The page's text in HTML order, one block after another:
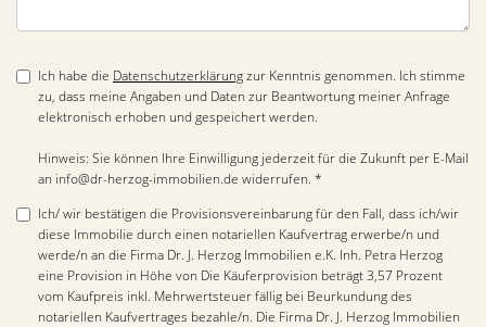
Ich habe die Datenschutzerklärungzur Kenntnis genommen. Ich stimme
zu, dass meine Angaben und Daten zur Beantwortung meiner Anfrage
elektronisch erhoben und gespeichert werden.
Hinweis: Sie können Ihre Einwilligung jederzeit für die Zukunft per E-Mail
an info@dr-herzog-immobilien.de widerrufen. *
Ich/ wir bestätigen die Provisionsvereinbarung für den Fall, dass ich/wir
diese Immobilie durch einen notariellen Kaufvertrag erwerbe/n und
werde/n an die Firma Dr. J. Herzog Immobilien e.K. Inh. Petra Herzog
eine Provision in Höhe von Die Käuferprovision beträgt 3,57 Prozent
vom Kaufpreis inkl. Mehrwertsteuer fällig bei Beurkundung des
notariellen Kaufvertrages bezahle/n. Die Firma Dr. J. Herzog Immobilien